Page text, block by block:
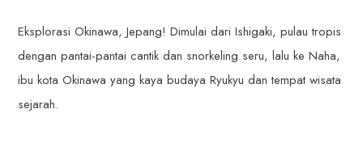
Eksplorasi Okinawa, Jepang! Dimulai dari Ishigaki, pulau tropis
dengan pantai-pantai cantik dan snorkeling seru, lalu ke Naha,
ibu kota Okinawa yang kaya budaya Ryukyu dan tempat wisata
sejarah.